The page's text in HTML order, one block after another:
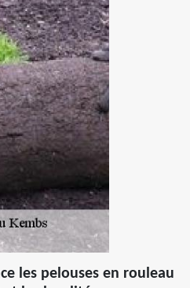
les pelouses en rouleau